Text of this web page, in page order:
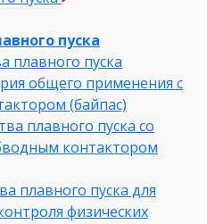
пуска
плавного пуска
общего применения с
(байпас)
плавного пуска со
контактором
плавного пуска для
физических